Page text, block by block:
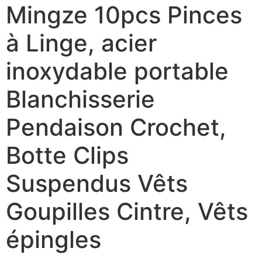
Mingze 10pcs Pinces
à Linge, acier
inoxydable portable
Blanchisserie
Pendaison Crochet,
Botte Clips
Suspendus Vêts
Goupilles Cintre, Vêts
épingles